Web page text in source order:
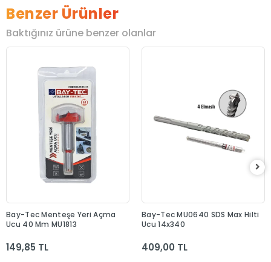
Benzer Ürünler
Baktığınız ürüne benzer olanlar
Bay-Tec Menteşe Yeri Açma
Ucu 40 Mm MU1813
149,85 TL
Bay-Tec MU0640 SDS Max Hilti
Ucu 14x340
409,00 TL